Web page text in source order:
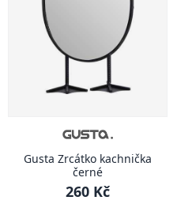
Gusta Zrcátko kachnička
černé
260 Kč